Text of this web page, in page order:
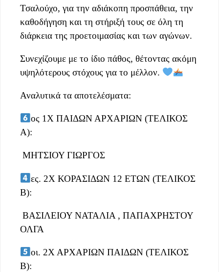
Τσαλούχο, για την αδιάκοπη προσπάθεια, την
καθοδήγηση και τη στήριξή τους σε όλη τη
διάρκεια της προετοιμασίας και των αγώνων.
Συνεχίζουμε με το ίδιο πάθος, θέτοντας ακόμη
υψηλότερους στόχους για το μέλλον.
Αναλυτικά τα αποτελέσματα:
ος 1Χ ΠΑΙΔΩΝ ΑΡΧΑΡΙΩΝ (ΤΕΛΙΚΟΣ
Α):
ΜΗΤΣΙΟΥ ΓΙΩΡΓΟΣ
ες. 2Χ ΚΟΡΑΣΙΔΩΝ 12 ΕΤΩΝ (ΤΕΛΙΚΟΣ
Β):
ΒΑΣΙΛΕΙΟΥ ΝΑΤΑΛΙΑ , ΠΑΠΑΧΡΗΣΤΟΥ
ΟΛΓΑ
οι. 2Χ ΑΡΧΑΡΙΩΝ ΠΑΙΔΩΝ (ΤΕΛΙΚΟΣ
Β):